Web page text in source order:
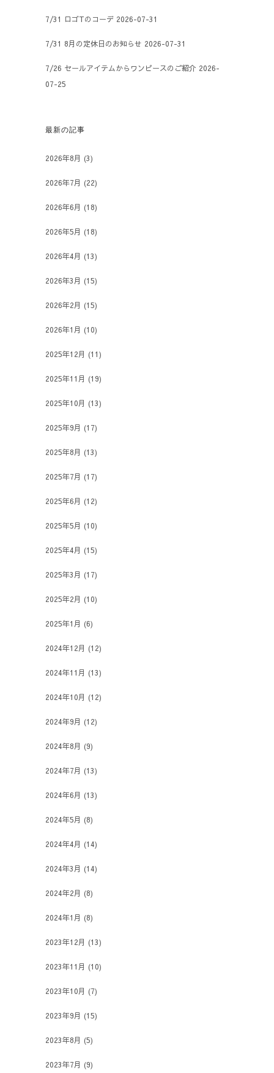
7/31 ロゴTのコーデ 2026-07-31
7/31 8月の定休日のお知らせ 2026-07-31
7/26 セールアイテムからワンピースのご紹介 2026-
07-25
最新の記事
2026年8月 (3)
2026年7月 (22)
2026年6月 (18)
2026年5月 (18)
2026年4月 (13)
2026年3月 (15)
2026年2月 (15)
2026年1月 (10)
2025年12月 (11)
2025年11月 (19)
2025年10月 (13)
2025年9月 (17)
2025年8月 (13)
2025年7月 (17)
2025年6月 (12)
2025年5月 (10)
2025年4月 (15)
2025年3月 (17)
2025年2月 (10)
2025年1月 (6)
2024年12月 (12)
2024年11月 (13)
2024年10月 (12)
2024年9月 (12)
2024年8月 (9)
2024年7月 (13)
2024年6月 (13)
2024年5月 (8)
2024年4月 (14)
2024年3月 (14)
2024年2月 (8)
2024年1月 (8)
2023年12月 (13)
2023年11月 (10)
2023年10月 (7)
2023年9月 (15)
2023年8月 (5)
2023年7月 (9)